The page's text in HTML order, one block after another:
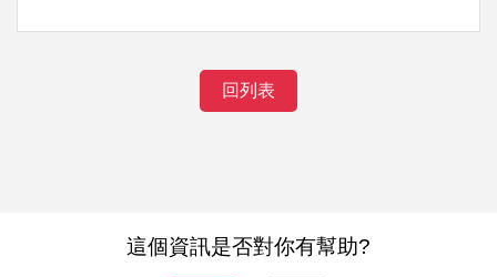
回列表
這個資訊是否對你有幫助?